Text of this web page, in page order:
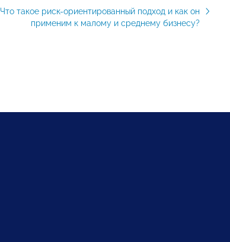
Что такое риск-ориентированный подход и как он
применим к малому и среднему бизнесу?